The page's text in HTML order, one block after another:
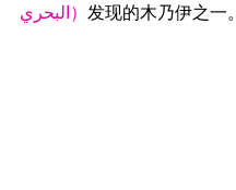
البحري） 发现的木乃伊之一。